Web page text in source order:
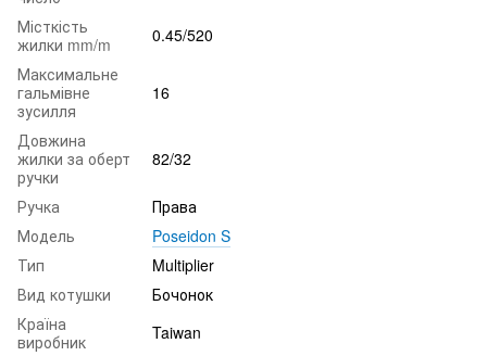
Місткість
жилки mm/m
0.45/520
Максимальне
гальмівне
зусилля
16
Довжина
жилки за оберт
ручки
82/32
Ручка
Права
Модель
Poseidon S
Тип
Multiplier
Вид котушки
Бочонок
Країна
виробник
Taiwan